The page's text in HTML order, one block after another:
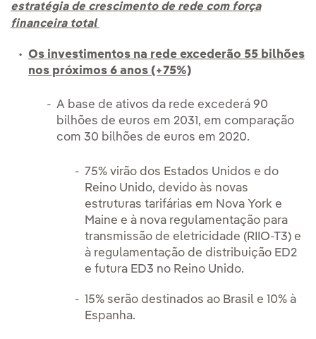
estratégia de crescimento de rede com força
financeira total
Os investimentos na rede excederão 55 bilhões
nos próximos 6 anos (+75%)
A base de ativos da rede excederá 90
bilhões de euros em 2031, em comparação
com 30 bilhões de euros em 2020.
75% virão dos Estados Unidos e do
Reino Unido, devido às novas
estruturas tarifárias em Nova York e
Maine e à nova regulamentação para
transmissão de eletricidade (RIIO-T3) e
à regulamentação de distribuição ED2
e futura ED3 no Reino Unido.
15% serão destinados ao Brasil e 10% à
Espanha.